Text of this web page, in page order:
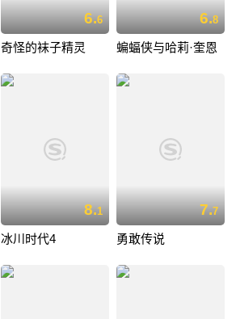
6.6
奇怪的袜子精灵
6.8
蝙蝠侠与哈莉·奎恩
8.1
冰川时代4
7.7
勇敢传说